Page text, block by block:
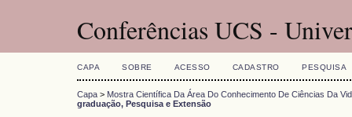
Conferências UCS -
CAPA SOBRE ACESSO CADASTRO PESQUISA
Capa > Mostra Científica Da Área Do Conhecimento De Ciências Da
graduação, Pesquisa e Extensão